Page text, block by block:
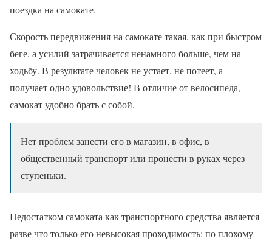
поездка на самокате.
Скорость передвижения на самокате такая, как при быстром
беге, а усилий затрачивается ненамного больше, чем на
ходьбу. В результате человек не устает, не потеет, а
получает одно удовольствие! В отличие от велосипеда,
самокат удобно брать с собой.
Нет проблем занести его в магазин, в офис, в
общественный транспорт или пронести в руках через
ступеньки.
Недостатком самоката как транспортного средства является
разве что только его невысокая проходимость: по плохому